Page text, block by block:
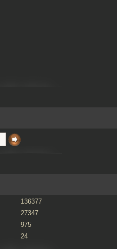
24
136377
27347
975